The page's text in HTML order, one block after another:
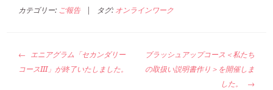
カテゴリー: ご報告 タグ: オンラインワーク
投
稿
エニアグラム「セカンダリー
コースIII」が終了いたしました。
ブラッシュアップコース＜私たち
の取扱い説明書作り＞を開催しま
した。